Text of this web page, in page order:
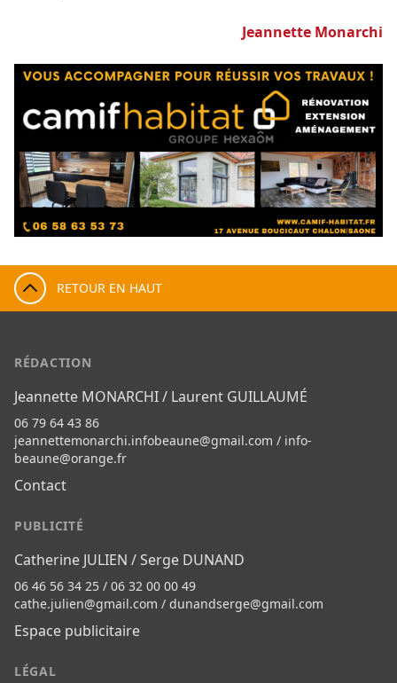
Jeannette Monarchi
RETOUR EN HAUT
RÉDACTION
Jeannette MONARCHI / Laurent GUILLAUMÉ
06 79 64 43 86
jeannettemonarchi.infobeaune@gmail.com / info-
beaune@orange.fr
Contact
PUBLICITÉ
Catherine JULIEN / Serge DUNAND
06 46 56 34 25 / 06 32 00 00 49
cathe.julien@gmail.com / dunandserge@gmail.com
Espace publicitaire
LÉGAL